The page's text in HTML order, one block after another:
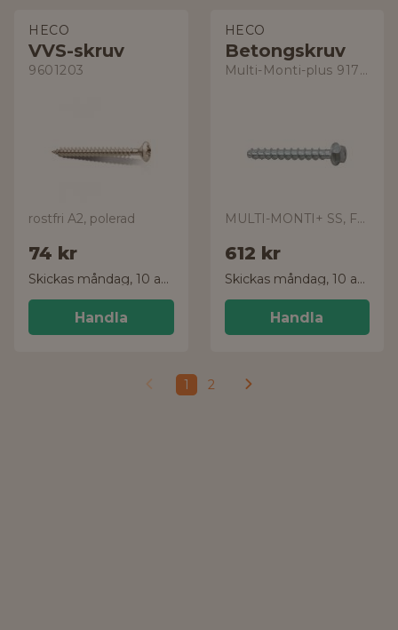
HECO
VVS-skruv
9601203
rostfri A2, polerad
74 kr
Skickas måndag, 10 aug.
Handla
HECO
Betongskruv
Multi-Monti-plus 917110160571
MULTI-MONTI+ SS, FLÄNS, FZB
612 kr
Skickas måndag, 10 aug.
Handla
1 2